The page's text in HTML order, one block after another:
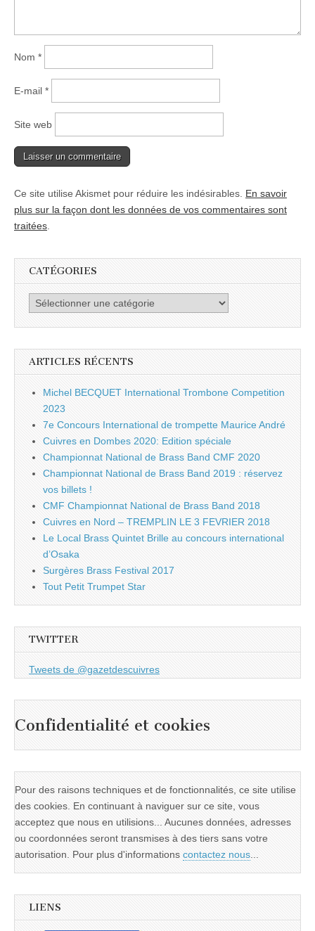
Nom *
E-mail *
Site web
Ce site utilise Akismet pour réduire les indésirables. En savoir
plus sur la façon dont les données de vos commentaires sont
traitées
CATÉGORIES
Catégories
ARTICLES RÉCENTS
Michel BECQUET International Trombone Competition
2023
7e Concours International de trompette Maurice André
Cuivres en Dombes 2020: Edition spéciale
Championnat National de Brass Band CMF 2020
Championnat National de Brass Band 2019 : réservez
vos billets !
CMF Championnat National de Brass Band 2018
Cuivres en Nord – TREMPLIN LE 3 FEVRIER 2018
Le Local Brass Quintet Brille au concours international
d’Osaka
Surgères Brass Festival 2017
Tout Petit Trumpet Star
TWITTER
Tweets de @gazetdescuivres
Confidentialité et cookies
Pour des raisons techniques et de fonctionnalités, ce site utilise
des cookies. En continuant à naviguer sur ce site, vous
acceptez que nous en utilisions... Aucunes données, adresses
ou coordonnées seront transmises à des tiers sans votre
autorisation. Pour plus d'informations contactez nous
LIENS